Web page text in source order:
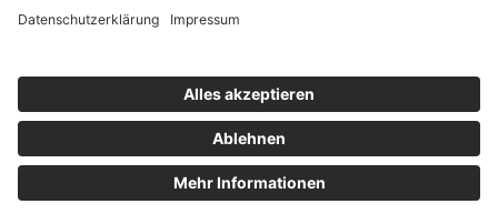
nach oben
Impressum|Datenschutz
Ihnen gefällt, was Sie lesen?
Dann teilen Sie es mit anderen!
X